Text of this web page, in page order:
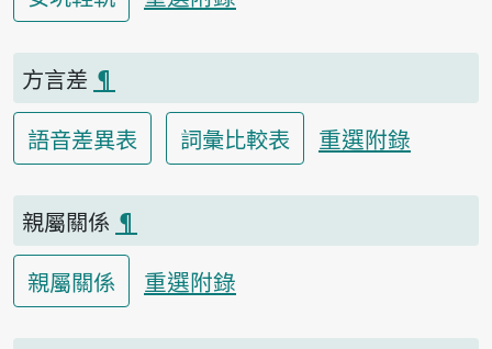
方言差 ¶
語音差異表
詞彙比較表 重選附錄
親屬關係 ¶
親屬關係
重選附錄